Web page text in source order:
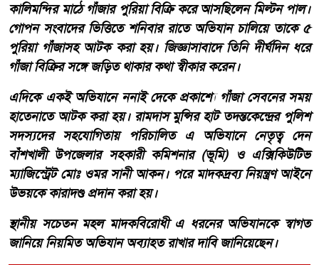
কালিমন্দির মাঠে গাঁজার পুরিয়া বিক্রি করে আসছিলেন মিল্টন পাল।
গোপন সংবাদের ভিত্তিতে শনিবার রাতে অভিযান চালিয়ে তাকে ৫
পুরিয়া গাঁজাসহ আটক করা হয়। জিজ্ঞাসাবাদে তিনি দীর্ঘদিন ধরে
গাঁজা বিক্রির সঙ্গে জড়িত থাকার কথা স্বীকার করেন।
এদিকে একই অভিযানে ননাই দেকে প্রকাশ্যে গাঁজা সেবনের সময়
হাতেনাতে আটক করা হয়। রামদাস মুন্সির হাট তদন্তকেন্দ্রের পুলিশ
সদস্যদের সহযোগিতায় পরিচালিত এ অভিযানে নেতৃত্ব দেন
বাঁশখালী উপজেলার সহকারী কমিশনার (ভূমি) ও এক্সিকিউটিভ
ম্যাজিস্ট্রেট মোঃ ওমর সানী আকন। পরে মাদকদ্রব্য নিয়ন্ত্রণ আইনে
উভয়কে কারাদণ্ড প্রদান করা হয়।
স্থানীয় সচেতন মহল মাদকবিরোধী এ ধরনের অভিযানকে স্বাগত
জানিয়ে নিয়মিত অভিযান অব্যাহত রাখার দাবি জানিয়েছেন।